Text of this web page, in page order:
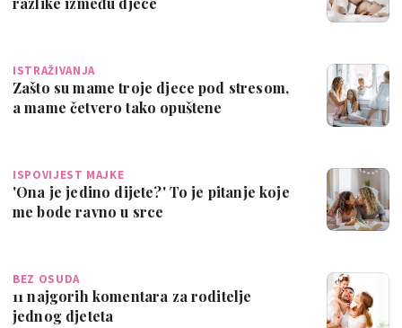
ISTRAŽIVANJA
Zašto su mame troje djece pod stresom,
a mame četvero tako opuštene
ISPOVIJEST MAJKE
'Ona je jedino dijete?' To je pitanje koje
me bode ravno u srce
BEZ OSUDA
11 najgorih komentara za roditelje
jednog djeteta